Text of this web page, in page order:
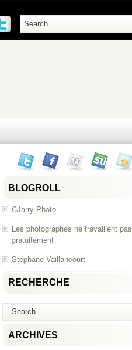
BLOGROLL
CJarry Photo
Les photographes ne travaillent pas
gratuitement
Stéphane Vaillancourt
RECHERCHE
ARCHIVES